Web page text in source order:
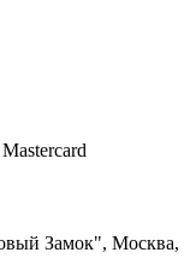
Замок", Москва,